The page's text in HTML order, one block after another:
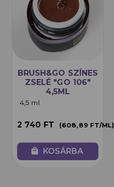
BRUSH&GO SZÍNES
ZSELÉ "GO 106"
4,5ML
4,5 ml
2 740 FT (608,89 FT/ML)
local_mall KOSÁRBA